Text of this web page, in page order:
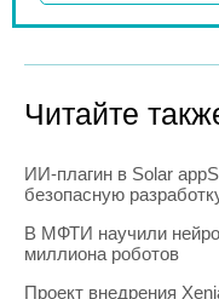
Читайте
ИИ-плагин в Solar
безопасную
В МФТИ научили
миллиона роботов
Проект внедрения